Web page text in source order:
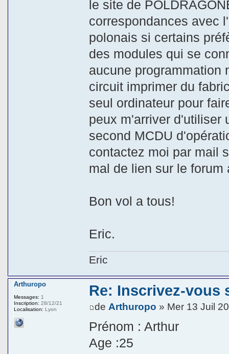
le site de
correspondances avec
polonais si certains
des modules qui se
aucune programmation
circuit imprimer du
seul ordinateur pour
peux m'arriver d'utiliser
second MCDU
contactez moi par mail
mal de lien sur le
Bon vol a tous!
Eric.
Eric
Re: Inscrivez-vous
de Arthuropo » Mer 13 Juil
Prénom : Arthur
Age :25
Arthuropo
Messages: 1
Inscription: 28/12/21
Localisation: Lyon